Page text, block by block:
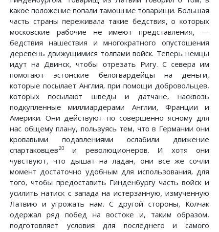
какое положение попали тамошние товарищи. Большая
часть страны переживала такие бедствия, о которых
московские рабочие не имеют представления, —
бедствия нашествия и многократного опустошения
деревень движущимися толпами войск. Теперь немцы
идут на Двинск, чтобы отрезать Ригу. С севера им
помогают эстонские белогвардейцы на деньги,
которые посылает Англия, при помощи добровольцев,
которых посылают шведы и датчане, насквозь
подкупленные миллиардерами Англии, Франции и
Америки. Они действуют по совершенно ясному для
нас общему плану, пользуясь тем, что в Германии они
кровавыми подавлениями ослабили движение
спартаковцев20
и революционеров. И хотя они
чувствуют, что дышат на ладан, они все же сочли
момент достаточно удобным для использования, для
того, чтобы предоставить Гинденбургу часть войск и
усилить натиск с запада на истерзанную, измученную
Латвию и угрожать нам. С другой стороны, Колчак
одержал ряд побед на востоке и, таким образом,
подготовляет условия для последнего и самого